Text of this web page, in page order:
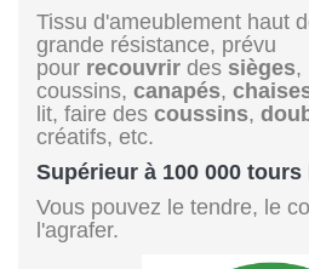
Tissu d'ameublement haut
grande résistance, prévu
pour recouvrir des sièges,
coussins, canapés,
lit, faire des coussins,
créatifs, etc.
Supérieur à 100 000
Vous pouvez le tendre, le
l'agrafer.